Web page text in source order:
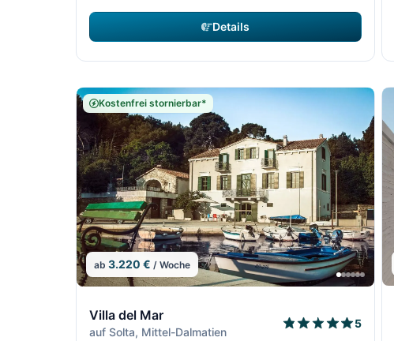
Details
Kostenfrei stornierbar*
ab 3.220 € / Woche
Villa del Mar
auf Solta, Mittel-Dalmatien
5